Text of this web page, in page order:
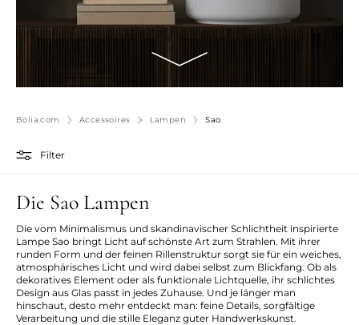
Bolia.com Accessoires Lampen Sao
Filter
Die Sao Lampen
Die vom Minimalismus und skandinavischer Schlichtheit inspirierte
Lampe Sao bringt Licht auf schönste Art zum Strahlen. Mit ihrer
runden Form und der feinen Rillenstruktur sorgt sie für ein weiches,
atmosphärisches Licht und wird dabei selbst zum Blickfang. Ob als
dekoratives Element oder als funktionale Lichtquelle, ihr schlichtes
Design aus Glas passt in jedes Zuhause. Und je länger man
hinschaut, desto mehr entdeckt man: feine Details, sorgfältige
Verarbeitung und die stille Eleganz guter Handwerkskunst.